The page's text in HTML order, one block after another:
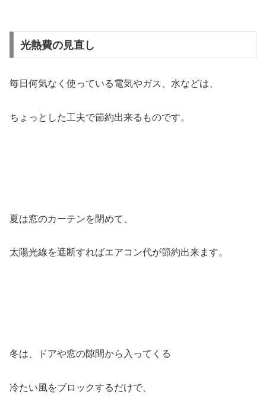
光熱費の見直し
毎日何気なく使っている電気やガス、水などは、
ちょっとした工夫で節約出来るものです。
夏は窓のカーテンを閉めて、
太陽光線を遮断すればエアコン代が節約出来ます。
冬は、ドアや窓の隙間から入ってくる
冷たい風をブロックするだけで、